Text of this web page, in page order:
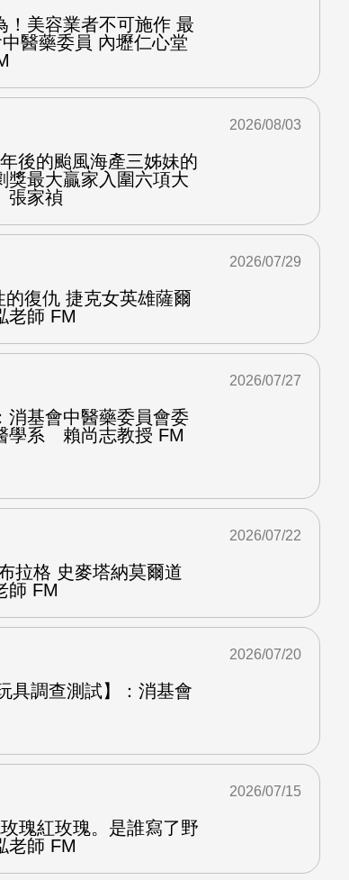
！美容業者不可施作 最
醫藥委員 內壢仁心堂
後的颱風海產三姊妹的
獎最大贏家入圍六項大
張家禎
2026/08/03
復仇 捷克女英雄薩爾
師 FM
2026/07/29
消基會中醫藥委員會委
學系 賴尚志教授 FM
2026/07/27
拉格 史麥塔納莫爾道
師 FM
2026/07/22
具調查測試】：消基會
2026/07/20
瑰紅玫瑰。是誰寫了野
老師 FM
2026/07/15